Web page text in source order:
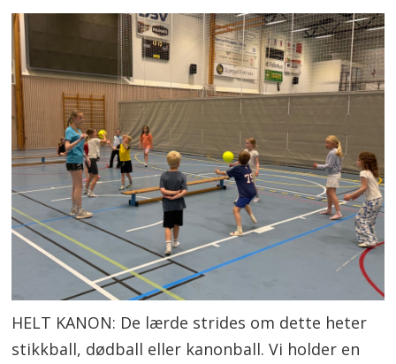
HELT KANON: De lærde strides om dette heter
stikkball, dødball eller kanonball. Vi holder en